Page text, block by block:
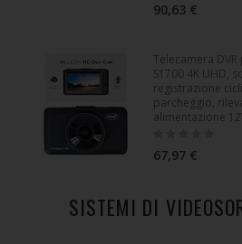
90,63 €
Telecamera
S1700 4K UHD,
registrazione
parcheggio,
alimentazione
67,97 €
SISTEMI DI